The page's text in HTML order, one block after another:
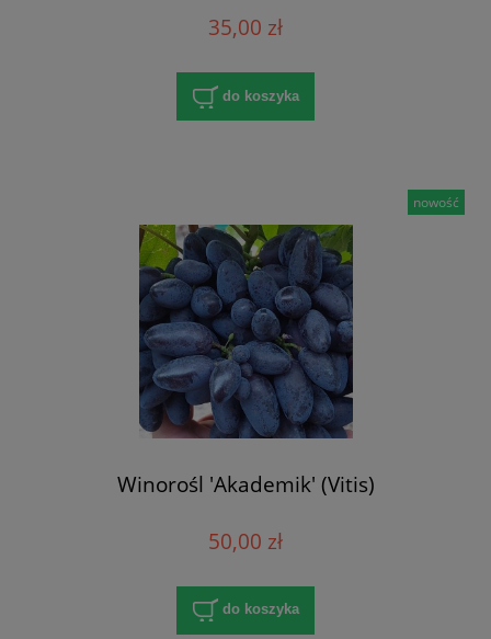
35,00 zł
do koszyka
Winorośl 'Akademik' (Vitis)
50,00 zł
do koszyka
nowość